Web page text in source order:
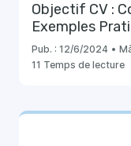
Objectif CV :
Exemples
Pub. : 12/6/2024 •
11 Temps de lecture